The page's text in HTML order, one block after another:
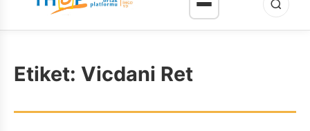
Etiket: Vicdani Ret